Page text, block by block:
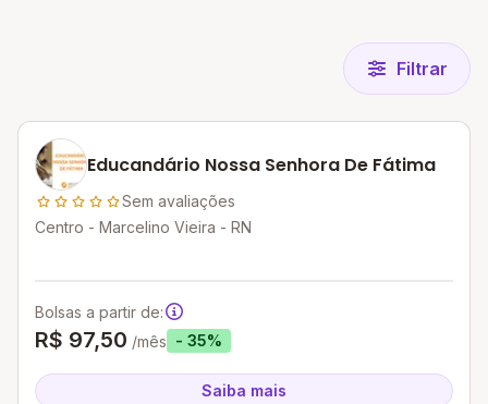
Filtrar
Educandário Nossa Senhora De Fátima
Sem avaliações
Centro - Marcelino Vieira - RN
Bolsas a partir de:
R$ 97,50 /mês - 35%
Saiba mais